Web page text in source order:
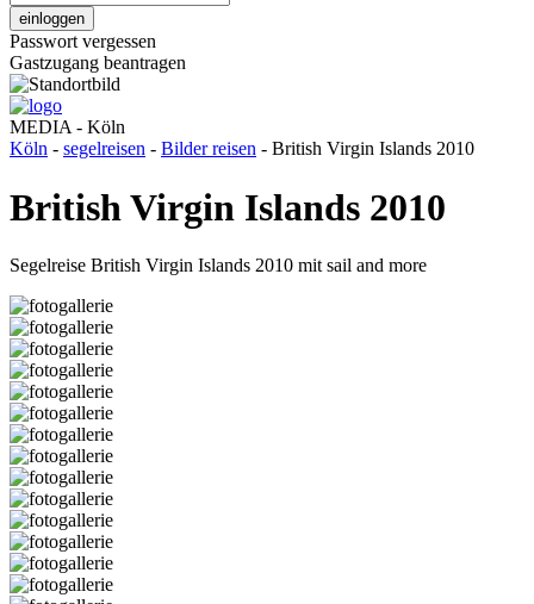
einloggen
Passwort vergessen
Gastzugang beantragen
MEDIA - Köln
Köln - segelreisen - Bilder reisen - British Virgin Islands 2010
British Virgin Islands 2010
Segelreise British Virgin Islands 2010 mit sail and more